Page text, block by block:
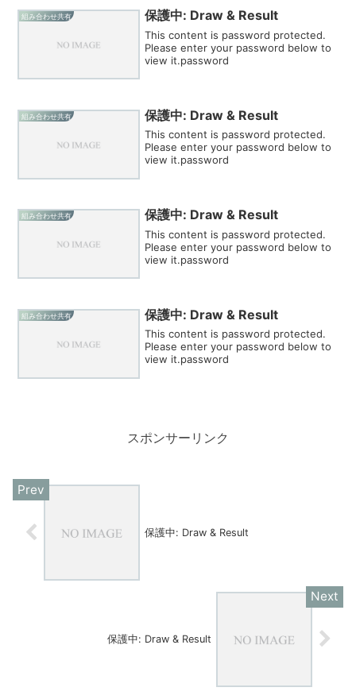
組み合わせ共有 保護中: Draw & Result
This content is password protected.
Please enter your password below to
view it.password
組み合わせ共有 保護中: Draw & Result
This content is password protected.
Please enter your password below to
view it.password
組み合わせ共有 保護中: Draw & Result
This content is password protected.
Please enter your password below to
view it.password
組み合わせ共有 保護中: Draw & Result
This content is password protected.
Please enter your password below to
view it.password
スポンサーリンク
保護中: Draw & Result
保護中: Draw & Result